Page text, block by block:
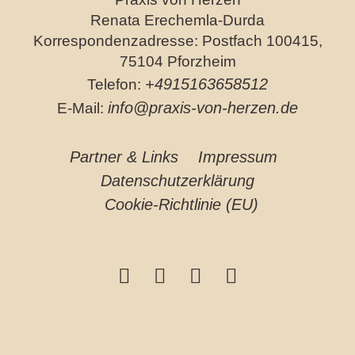
Renata Erechemla-Durda
Korrespondenzadresse: Postfach 100415,
75104 Pforzheim
Telefon: +4915163658512
E-Mail: info@praxis-von-herzen.de
Partner & Links
Impressum
Datenschutzerklärung
Cookie-Richtlinie (EU)